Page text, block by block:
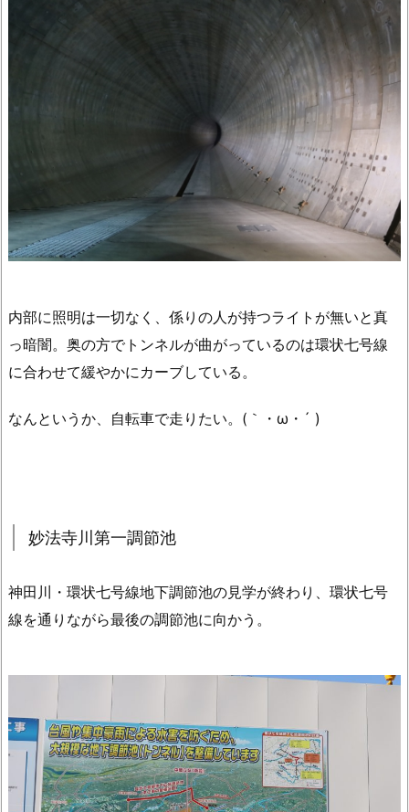
内部に照明は一切なく、係りの人が持つライトが無いと真
っ暗闇。奥の方でトンネルが曲がっているのは環状七号線
に合わせて緩やかにカーブしている。
なんというか、自転車で走りたい。(｀・ω・´ )
妙法寺川第一調節池
神田川・環状七号線地下調節池の見学が終わり、環状七号
線を通りながら最後の調節池に向かう。